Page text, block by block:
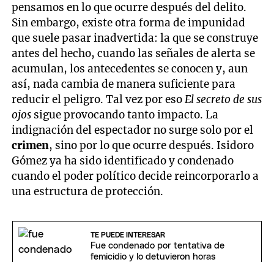
pensamos en lo que ocurre después del delito.
Sin embargo, existe otra forma de impunidad
que suele pasar inadvertida: la que se construye
antes del hecho, cuando las señales de alerta se
acumulan, los antecedentes se conocen y, aun
así, nada cambia de manera suficiente para
reducir el peligro. Tal vez por esoEl secreto de sus
ojos sigue provocando tanto impacto. La
indignación del espectador no surge solo por el
crimen, sino por lo que ocurre después. Isidoro
Gómez ya ha sido identificado y condenado
cuando el poder político decide reincorporarlo a
una estructura de protección.
TE PUEDE INTERESAR
Fue condenado por tentativa de
femicidio y lo detuvieron horas